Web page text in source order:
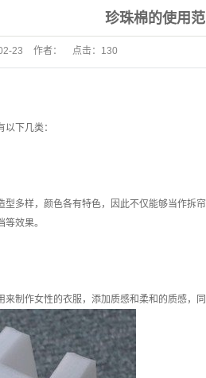
珍珠棉的使用
23 作者： 点击： 130
以下几类：
多样，颜色各有特色，因此不仅能够当作拆
效果。
制作女性的衣服，添加质感和柔和的质感，